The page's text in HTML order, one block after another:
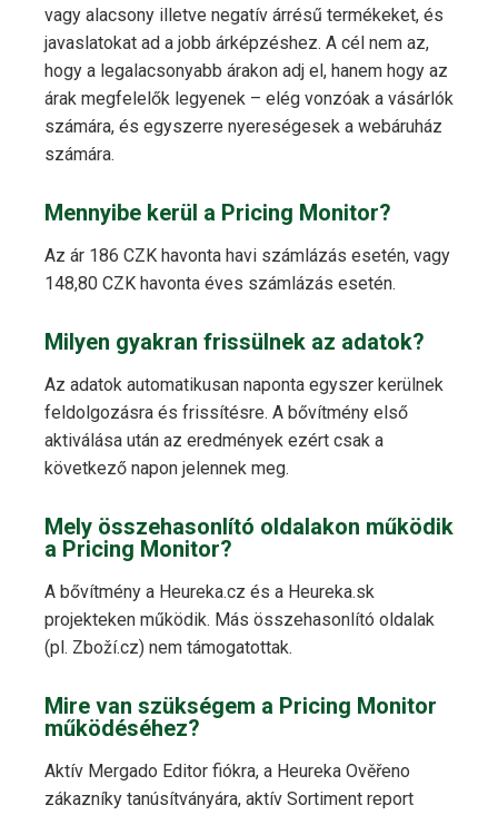
vagy alacsony illetve negatív árrésű termékeket, és
javaslatokat ad a jobb árképzéshez. A cél nem az,
hogy a legalacsonyabb árakon adj el, hanem hogy az
árak megfelelők legyenek – elég vonzóak a vásárlók
számára, és egyszerre nyereségesek a webáruház
számára.
Mennyibe kerül a Pricing Monitor?
Az ár 186 CZK havonta havi számlázás esetén, vagy
148,80 CZK havonta éves számlázás esetén.
Milyen gyakran frissülnek az adatok?
Az adatok automatikusan naponta egyszer kerülnek
feldolgozásra és frissítésre. A bővítmény első
aktiválása után az eredmények ezért csak a
következő napon jelennek meg.
Mely összehasonlító oldalakon működik
a Pricing Monitor?
A bővítmény a Heureka.cz és a Heureka.sk
projekteken működik. Más összehasonlító oldalak
(pl. Zboží.cz) nem támogatottak.
Mire van szükségem a Pricing Monitor
működéséhez?
Aktív Mergado Editor fiókra, a Heureka Ověřeno
zákazníky tanúsítványára, aktív Sortiment report